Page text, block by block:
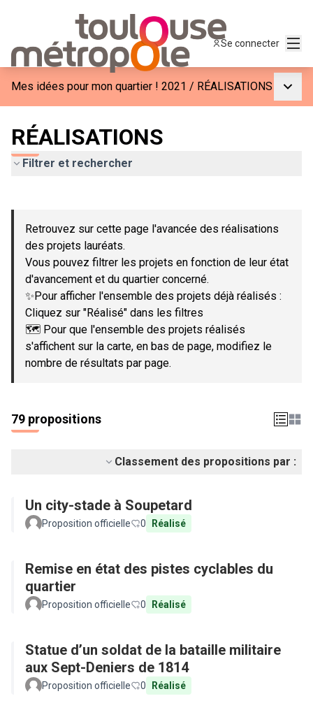
Se connecter
Mes idées pour mon quartier ! 2021 / RÉALISATIONS
RÉALISATIONS
Filtrer et rechercher
−
Retrouvez sur cette page l'avancée des réalisations
des projets lauréats.
Vous pouvez filtrer les projets en fonction de leur état
d'avancement et du quartier concerné.
✨Pour afficher l'ensemble des projets déjà réalisés :
Cliquez sur "Réalisé" dans les filtres
🗺️ Pour que l'ensemble des projets réalisés
s'affichent sur la carte, en bas de page, modifiez le
nombre de résultats par page.
79 propositions
Classement des propositions par :
Un city-stade à Soupetard
Proposition officielle 0 Réalisé
Remise en état des pistes cyclables du
quartier
Proposition officielle 0 Réalisé
Statue d’un soldat de la bataille militaire
aux Sept-Deniers de 1814
Proposition officielle 0 Réalisé